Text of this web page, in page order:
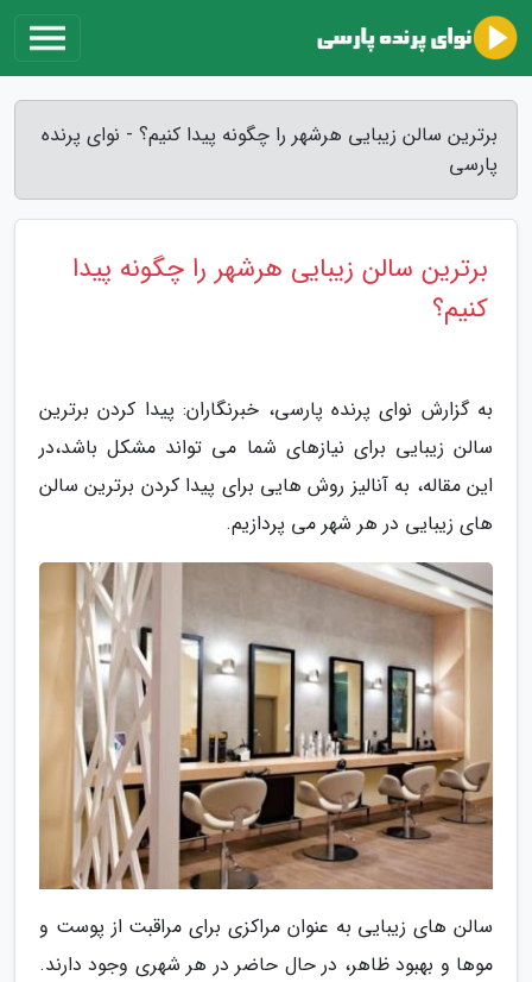
برترین سالن زیبایی هرشهر را چگونه پیدا کنیم؟ - نوای پرنده
پارسی
برترین سالن زیبایی هرشهر را چگونه پیدا
کنیم؟
به گزارش نوای پرنده پارسی، خبرنگاران: پیدا کردن برترین
سالن زیبایی برای نیازهای شما می تواند مشکل باشد،در
این مقاله، به آنالیز روش هایی برای پیدا کردن برترین سالن
های زیبایی در هر شهر می پردازیم.
سالن های زیبایی به عنوان مراکزی برای مراقبت از پوست و
موها و بهبود ظاهر، در حال حاضر در هر شهری وجود دارند.